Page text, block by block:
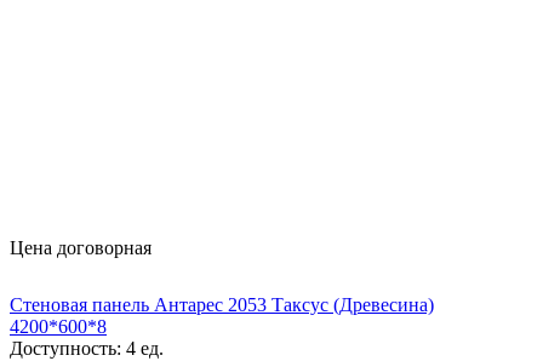
Цена договорная
Стеновая панель Антарес 2053 Таксус (Древесина)
4200*600*8
Доступность: 4 ед.